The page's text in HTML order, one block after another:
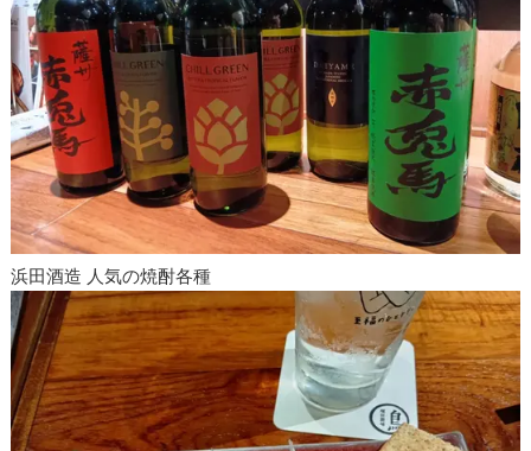
浜田酒造 人気の焼酎各種